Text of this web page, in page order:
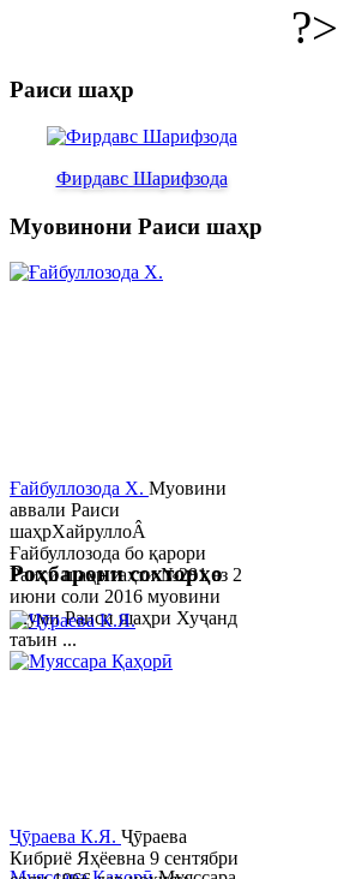
?>
Раиси шаҳр
Фирдавс Шарифзода
Муовинони Раиси шаҳр
Ғайбуллозода Х. Муовини
аввали Раиси
шаҳрХайруллоÂ
Ғайбуллозода бо қарори
Раиси шаҳр таҳти №281 аз 2
июни соли 2016 муовини
якуми Раиси шаҳри Хуҷанд
таъин ...
Роҳбарони сохторҳо
Ҷӯраева К.Я. Ҷӯраева
Кибриё Яҳёевна 9 сентябри